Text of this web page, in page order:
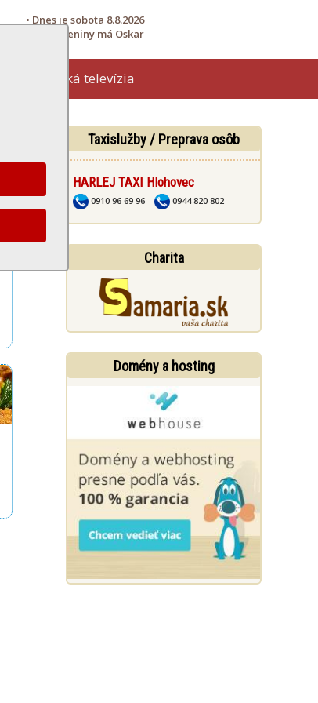
• Dnes je sobota 8.8.2026
• Meniny má Oskar
Hlohovská televízia
Taxislužby / Preprava osôb
HARLEJ TAXI Hlohovec
0910 96 69 96 0944 820 802
Charita
Domény a hosting